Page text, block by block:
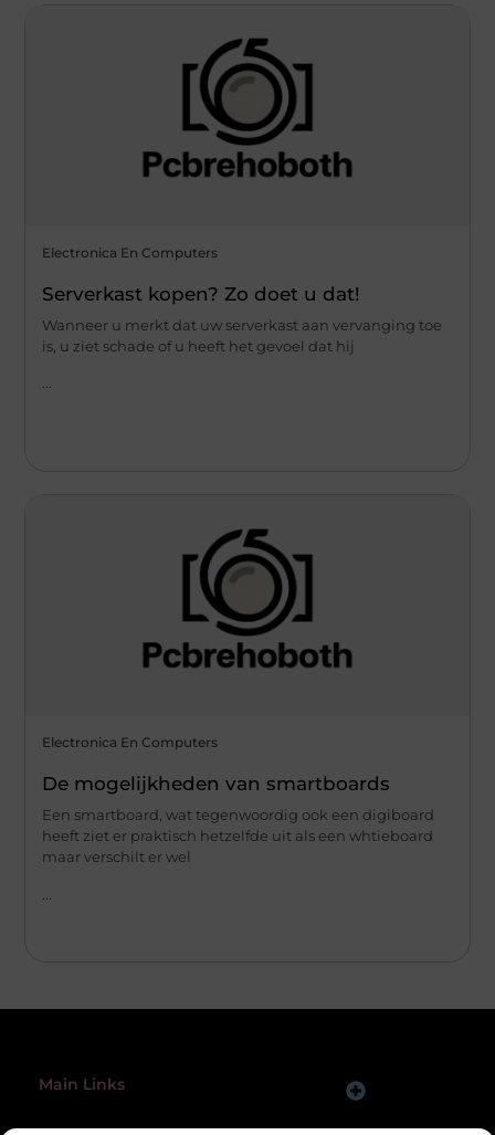
Electronica En Computers
Serverkast kopen? Zo doet u dat!
Wanneer u merkt dat uw serverkast aan vervanging toe
is, u ziet schade of u heeft het gevoel dat hij
Electronica En Computers
De mogelijkheden van smartboards
Een smartboard, wat tegenwoordig ook een digiboard
heeft ziet er praktisch hetzelfde uit als een whtieboard
maar verschilt er wel
Main Links